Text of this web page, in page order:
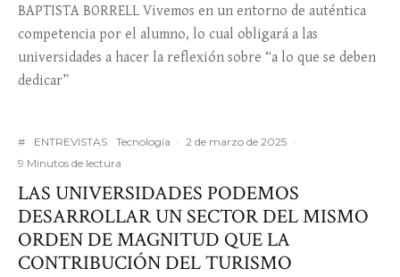
BAPTISTA BORRELL Vivemos en un entorno de auténtica
competencia por el alumno, lo cual obligará a las
universidades a hacer la reflexión sobre “a lo que se deben
dedicar”
# ENTREVISTAS Tecnología · 2 de marzo de 2025 ·
9 Minutos de lectura
LAS UNIVERSIDADES PODEMOS
DESARROLLAR UN SECTOR DEL MISMO
ORDEN DE MAGNITUD QUE LA
CONTRIBUCIÓN DEL TURISMO